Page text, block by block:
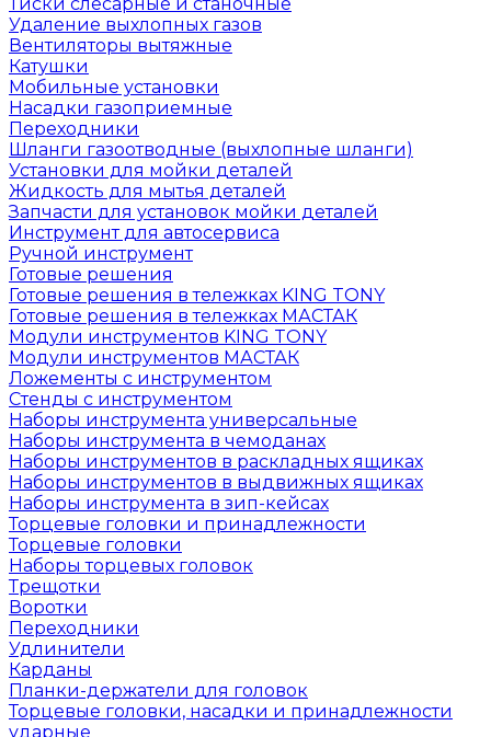
Удаление выхлопных газов
Вентиляторы вытяжные
Катушки
Мобильные установки
Насадки газоприемные
Переходники
Шланги газоотводные (выхлопные шланги)
Установки для мойки деталей
Жидкость для мытья деталей
Запчасти для установок мойки деталей
Инструмент для автосервиса
Ручной инструмент
Готовые решения
Готовые решения в тележках KING TONY
Готовые решения в тележках МАСТАК
Модули инструментов KING TONY
Модули инструментов МАСТАК
Ложементы с инструментом
Стенды с инструментом
Наборы инструмента универсальные
Наборы инструмента в чемоданах
Наборы инструментов в раскладных ящиках
Наборы инструментов в выдвижных ящиках
Наборы инструмента в зип-кейсах
Торцевые головки и принадлежности
Торцевые головки
Наборы торцевых головок
Трещотки
Воротки
Переходники
Удлинители
Карданы
Планки-держатели для головок
Торцевые головки, насадки и принадлежности
ударные